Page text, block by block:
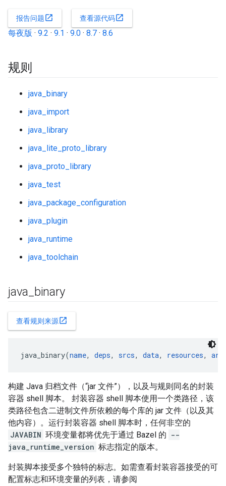
报告问题open_in_new 查看源代码open_in_new
每夜版 · 9.2 · 9.1 · 9.0 · 8.7 · 8.6
规则
java_binary
java_import
java_library
java_lite_proto_library
java_proto_library
java_test
java_package_configuration
java_plugin
java_runtime
java_toolchain
java binary
查看规则来源open_in_new
java_binary(name, deps, srcs, data, resources,
构建 Java 归档文件（“jar 文件”），以及与规则同名的封装
容器 shell 脚本。 封装容器 shell 脚本使用一个类路径，该
类路径包含二进制文件所依赖的每个库的 jar 文件（以及其
他内容）。运行封装容器 shell 脚本时，任何非空的
JAVABIN 环境变量都将优先于通过 Bazel 的 --
java_runtime_version 标志指定的版本。
封装脚本接受多个独特的标志。如需查看封装容器接受的可
配置标志和环境变量的列表，请参阅